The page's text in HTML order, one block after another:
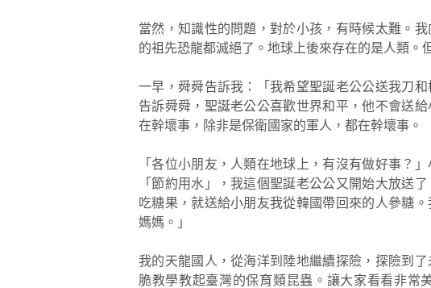
當然，知識性的問題，對於小孩，有時候太難。
的祖先恐龍都滅絕了。地球上後來存在的是人類。
一早，舜舜告訴我：「我希望聖誕老公公送我刀
告訴舜舜，聖誕老公公喜歡世界和平，他不會送
在幹壞事，除非是保衛國家的軍人，都在幹壞事。
「各位小朋友，人類在地球上，有沒有做好事？
「節約用水」，我這個聖誕老公公又開始大放送
吃糖果，就送給小朋友我從韓國帶回來的人參糖
媽媽。」
我的天龍國人，從海洋到陸地繼續探險，探險到
脆教學教起臺灣的保育類昆蟲。讓大家看看非常